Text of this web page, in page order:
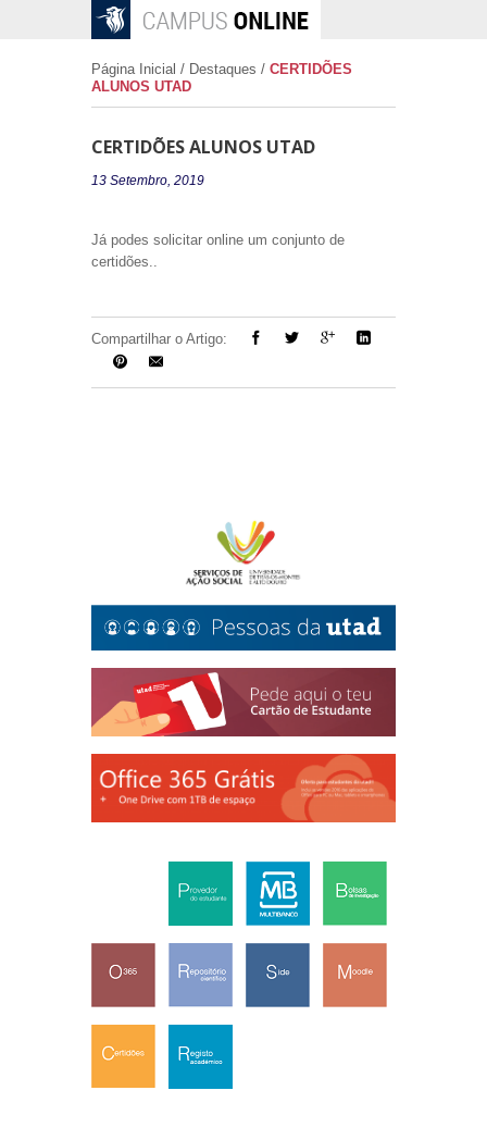
Página Inicial / Destaques / CERTIDÕES
ALUNOS UTAD
CERTIDÕES ALUNOS UTAD
13 Setembro, 2019
Já podes solicitar online um conjunto de
certidões..
Compartilhar o Artigo: